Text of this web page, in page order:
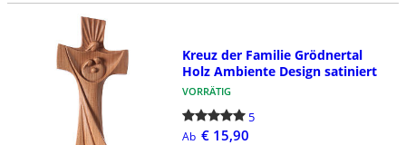
Kreuz der Familie Grödnertal
Holz Ambiente Design satiniert
VORRÄTIG
5
Ab € 15,90